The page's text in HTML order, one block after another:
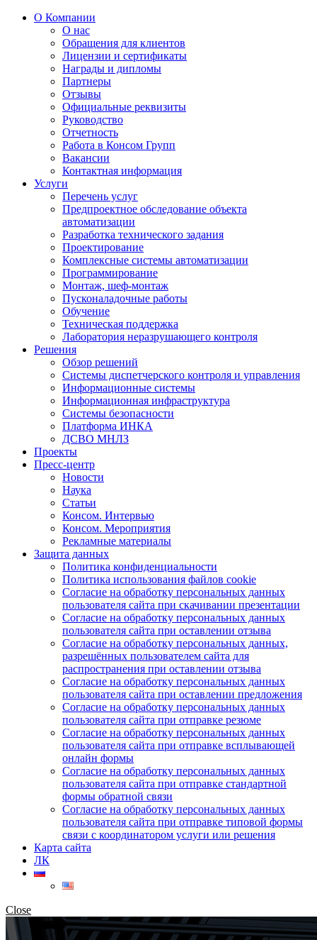
О Компании
О нас
Обращения для клиентов
Лицензии и сертификаты
Награды и дипломы
Партнеры
Отзывы
Официальные реквизиты
Руководство
Отчетность
Работа в Консом Групп
Вакансии
Контактная информация
Услуги
Перечень услуг
Предпроектное обследование объекта
автоматизации
Разработка технического задания
Проектирование
Комплексные системы автоматизации
Программирование
Монтаж, шеф-монтаж
Пусконаладочные работы
Обучение
Техническая поддержка
Лаборатория неразрушающего контроля
Решения
Обзор решений
Системы диспетчерского контроля и управления
Информационные системы
Информационная инфраструктура
Системы безопасности
Платформа ИНКА
ДСВО МНЛЗ
Проекты
Пресс-центр
Новости
Наука
Статьи
Консом. Интервью
Консом. Мероприятия
Рекламные материалы
Защита данных
Политика конфиденциальности
Политика использования файлов cookie
Согласие на обработку персональных данных
пользователя сайта при скачивании презентации
Согласие на обработку персональных данных
пользователя сайта при оставлении отзыва
Согласие на обработку персональных данных,
разрешённых пользователем сайта для
распространения при оставлении отзыва
Согласие на обработку персональных данных
пользователя сайта при оставлении предложения
Согласие на обработку персональных данных
пользователя сайта при отправке резюме
Согласие на обработку персональных данных
пользователя сайта при отправке всплывающей
онлайн формы
Согласие на обработку персональных данных
пользователя сайта при отправке стандартной
формы обратной связи
Согласие на обработку персональных данных
пользователя сайта при отправке типовой формы
связи с координатором услуги или решения
Карта сайта
ЛК
Close